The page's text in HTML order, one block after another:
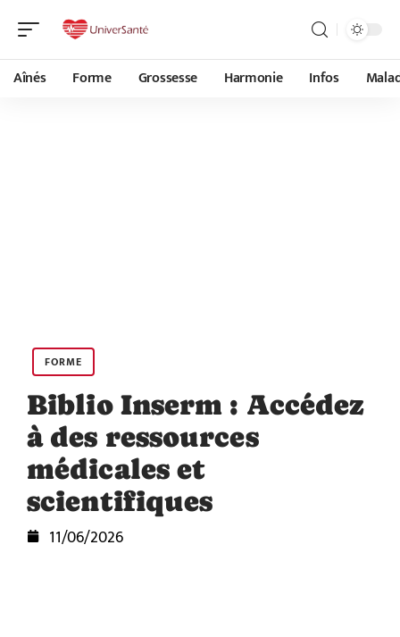
Aînés Forme Grossesse Harmonie Infos
FORME
Biblio Inserm : Accédez
à des ressources
médicales et
scientifiques
11/06/2026